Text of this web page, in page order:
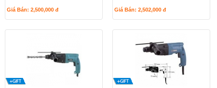
Giá Bán: 2,500,000 đ Giá Bán: 2,502,000 đ